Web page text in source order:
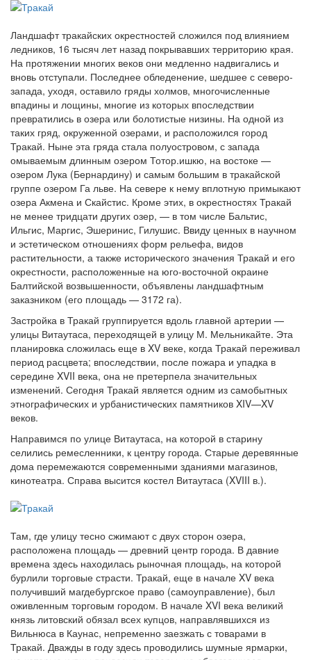
Ландшафт тракайских окрестностей сложился под влиянием
ледников, 16 тысяч лет назад покрывавших территорию края.
На протяжении многих веков они медленно надвигались и
вновь отступали. Последнее обледенение, шедшее с северо-
запада, уходя, оставило гряды холмов, многочисленные
впадины и лощины, многие из которых впоследствии
превратились в озера или болотистые низины. На одной из
таких гряд, окруженной озерами, и расположился город
Тракай. Ныне эта гряда стала полуостровом, с запада
омываемым длинным озером Тотор.ишкю, на востоке —
озером Лука (Бернардину) и самым большим в тракайской
группе озером Га льве. На севере к нему вплотную примыкают
озера Акмена и Скайстис. Кроме этих, в окрестностях Тракай
не менее тридцати других озер, — в том числе Бальтис,
Ильгис, Маргис, Эшеринис, Гилушис. Ввиду ценных в научном
и эстетическом отношениях форм рельефа, видов
растительности, а также исторического значения Тракай и его
окрестности, расположенные на юго-восточной окраине
Балтийской возвышенности, объявлены ландшафтным
заказником (его площадь — 3172 га).
Застройка в Тракай группируется вдоль главной артерии —
улицы Витаутаса, переходящей в улицу М. Мельникайте. Эта
планировка сложилась еще в XV веке, когда Тракай переживал
период расцвета; впоследствии, после пожара и упадка в
середине XVII века, она не претерпела значительных
изменений. Сегодня Тракай является одним из самобытных
этнографических и урбанистических памятников XIV—XV
веков.
Направимся по улице Витаутаса, на которой в старину
селились ремесленники, к центру города. Старые деревянные
дома перемежаются современными зданиями магазинов,
кинотеатра. Справа высится костел Витаутаса (XVIII в.).
Там, где улицу тесно сжимают с двух сторон озера,
расположена площадь — древний центр города. В давние
времена здесь находилась рыночная площадь, на которой
бурлили торговые страсти. Тракай, еще в начале XV века
получивший магдебургское право (самоуправление), был
оживленным торговым городом. В начале XVI века великий
князь литовский обязал всех купцов, направлявшихся из
Вильнюса в Каунас, непременно заезжать с товарами в
Тракай. Дважды в году здесь проводились шумные ярмарки,